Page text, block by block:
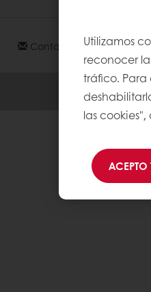
Utilizamos
reconocer
tráfico.
las